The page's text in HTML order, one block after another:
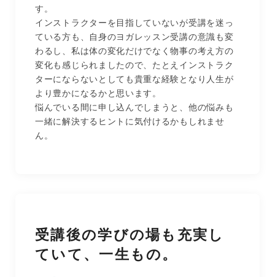
す。
インストラクターを目指していないが受講を迷っ
ている方も、自身のヨガレッスン受講の意識も変
わるし、私は体の変化だけでなく物事の考え方の
変化も感じられましたので、たとえインストラク
ターにならないとしても貴重な経験となり人生が
より豊かになるかと思います。
悩んでいる間に申し込んでしまうと、他の悩みも
一緒に解決するヒントに気付けるかもしれませ
ん。
受講後の学びの場も充実し
ていて、一生もの。